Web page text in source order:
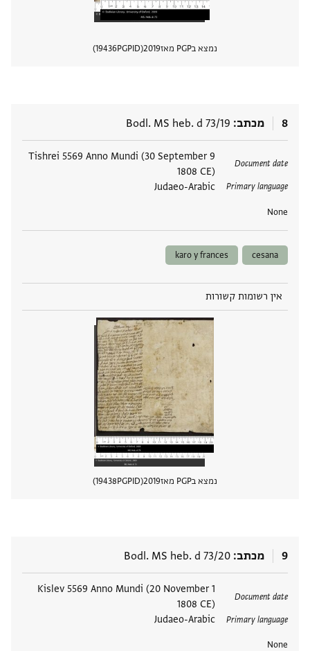
נמצא בPGP מאז 2019
PGPID
19436
8 מכתב Bodl. MS heb. d 73/19
Document date
9 Tishrei 5569 Anno Mundi (30 September
1808 CE)
Primary language
Judaeo-Arabic
None
תגים
cesana
karo y frances
אין רשומות קשורות
נמצא בPGP מאז 2019
PGPID
19438
9 מכתב Bodl. MS heb. d 73/20
Document date
1 Kislev 5569 Anno Mundi (20 November
1808 CE)
Primary language
Judaeo-Arabic
None